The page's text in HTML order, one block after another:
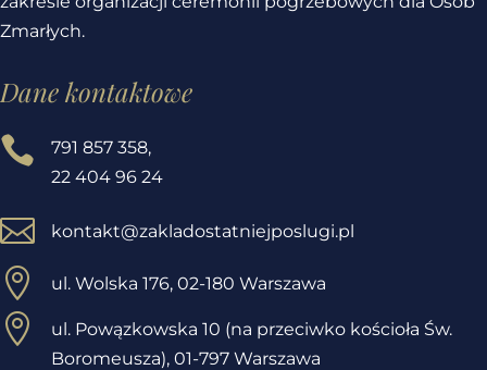
Zmarłych.
Dane kontaktowe

791 857 358,
22 404 96 24
 kontakt@zakladostatniejposlugi.pl
 ul. Wolska 176, 02-180 Warszawa

ul. Powązkowska 10 (na przeciwko kościoła Św.
Boromeusza), 01-797 Warszawa